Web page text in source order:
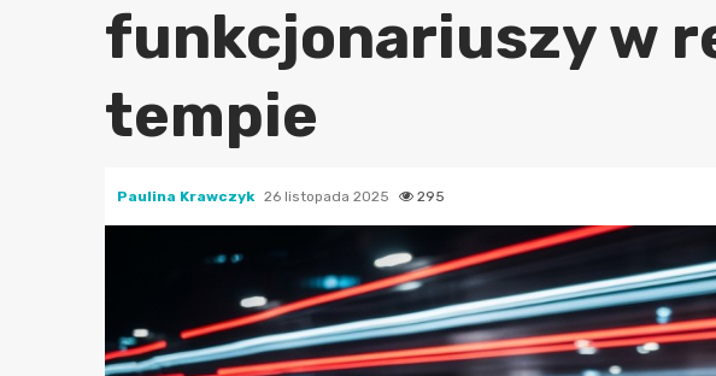
funkcjonariuszy w
tempie
Paulina Krawczyk 26 listopada 2025 295